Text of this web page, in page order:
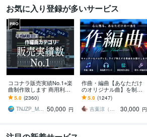
お気に入り登録が多いサービス
ココナラ販売実績No.1⭐︎楽
曲制作致します 商用利用
OK♫ リピーター多数の楽
曲制作サービスです
5.0 (2360)
TNJZP_MUSIC 50,000 円
作曲・編曲【あなただけ
のオリジナル曲】を制作
します 販売実績1,000件
超！初めての方も安心し
てご相談ください☆
5.0 (1247)
吉葉涼（あーるず）
30,000 円